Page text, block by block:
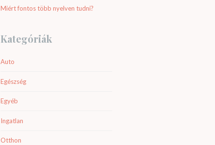
Miért fontos több nyelven tudni?
Kategóriák
Auto
Egészség
Egyéb
Ingatlan
Otthon